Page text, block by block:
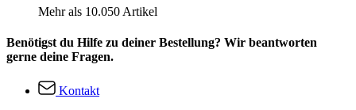
Mehr als 10.050 Artikel
Benötigst du Hilfe zu deiner Bestellung? Wir beantworten
gerne deine Fragen.
Kontakt